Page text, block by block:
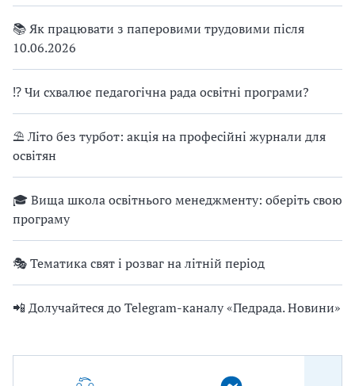
📚 Як працювати з паперовими трудовими після
10.06.2026
⁉ Чи схвалює педагогічна рада освітні програми?
⛱ Літо без турбот: акція на професійні журнали для
освітян
🎓 Вища школа освітнього менеджменту: оберіть свою
програму
🎭 Тематика свят і розваг на літній період
📲 Долучайтеся до Telegram-каналу «Педрада. Новини»